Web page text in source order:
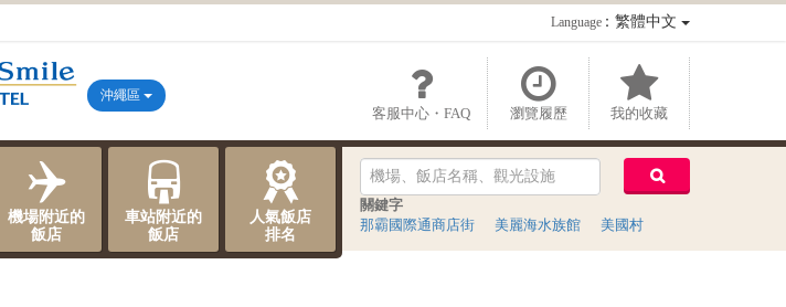
Language：繁體中文
客服中心・FAQ 瀏覽履歷 我的收藏
沖繩區
機場附近的
飯店
車站附近的
飯店
人氣飯店
排名
關鍵字
那霸國際通商店街
美麗海水族館 美國村